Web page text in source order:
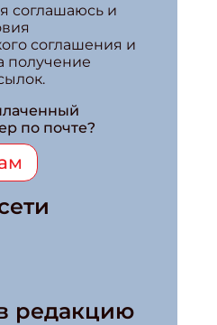
соглашаюсь и
соглашения и
получение
по почте?
редакцию